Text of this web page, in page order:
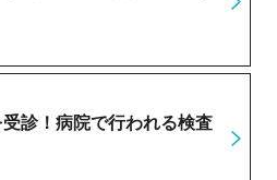
診！病院で行われる検査